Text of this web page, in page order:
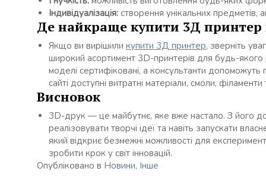
Індивідуалізація: створення унікальних предметів,
Де найкраще купити 3Д принтер
Якщо ви вирішили купити 3Д принтер, зверніть
широкий асортимент 3D-принтерів для будь-якого
моделі сертифіковані, а консультанти допоможуть
сайті доступні витратні матеріали, смоли,
Висновок
3D-друк — це майбутнє, яке вже настало. З його
реалізовувати творчі ідеї та навіть запускати
який відкриє безмежні можливості для
зробити крок у світ інновацій.
Опубліковано в Новини, Інше